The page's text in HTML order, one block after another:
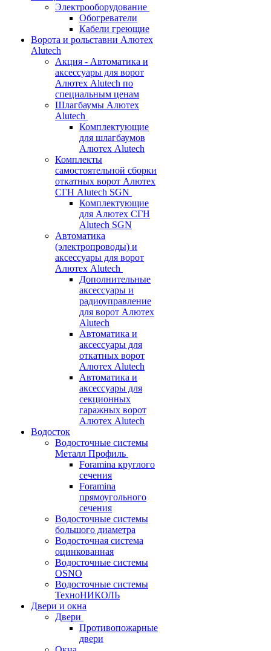
Электрооборудование
Обогреватели
Кабели греющие
Ворота и рольставни Алютех
Alutech
Акция - Автоматика и
аксессуары для ворот
Алютех Alutech по
специальным ценам
Шлагбаумы Алютех
Alutech
Комплектующие
для шлагбаумов
Алютех Alutech
Комплекты
самостоятельной сборки
откатных ворот Алютех
СГН Alutech SGN
Комплектующие
для Алютех СГН
Alutech SGN
Автоматика
(электропроводы) и
аксессуары для ворот
Алютех Alutech
Дополнительные
аксессуары и
радиоуправление
для ворот Алютех
Alutech
Автоматика и
аксессуары для
откатных ворот
Алютех Alutech
Автоматика и
аксессуары для
секционных
гаражных ворот
Алютех Alutech
Водосток
Водосточные системы
Металл Профиль
Foramina круглого
сечения
Foramina
прямоугольного
сечения
Водосточные системы
большого диаметра
Водосточная система
оцинкованная
Водосточные системы
OSNO
Водосточные системы
ТехноНИКОЛЬ
Двери и окна
Двери
Противопожарные
двери